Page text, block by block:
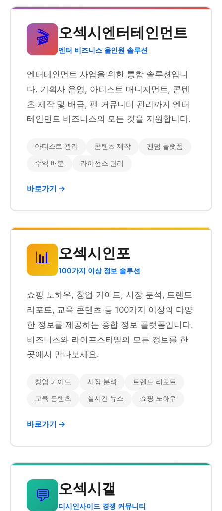
🎬 오섹시엔터테인먼트
엔터 비즈니스 올인원 솔루션
엔터테인먼트 사업을 위한 통합 솔루션입니
다. 기획사 운영, 아티스트 매니지먼트, 콘텐
츠 제작 및 배급, 팬 커뮤니티 관리까지 엔터
테인먼트 비즈니스의 모든 것을 지원합니다.
아티스트 관리 콘텐츠 제작 팬덤 플랫폼
수익 배분 라이선스 관리
바로가기 →
📊 오섹시인포
100가지 이상 정보 솔루션
쇼핑 노하우, 창업 가이드, 시장 분석, 트렌드
리포트, 교육 콘텐츠 등 100가지 이상의 다양
한 정보를 제공하는 종합 정보 플랫폼입니다.
비즈니스와 라이프스타일의 모든 정보를 한
곳에서 만나보세요.
창업 가이드 시장 분석 트렌드 리포트
교육 콘텐츠 실시간 뉴스 쇼핑 노하우
바로가기 →
💬 오섹시갤
디시인사이드 경쟁 커뮤니티